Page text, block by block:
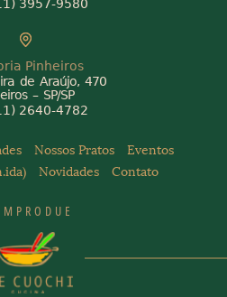
3957-9580
Pinheiros
de Araújo, 470
– SP/SP
2640-4782
Nossos Pratos
Eventos
Novidades Contato